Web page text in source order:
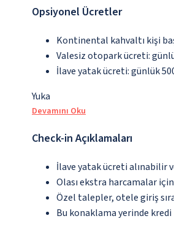
Opsiyonel Ücretler
Kontinental kahvaltı kişi
Valesiz otopark ücreti:
İlave yatak ücreti: günlük
Yuka
Devamını Oku
Check-in Açıklamaları
İlave yatak ücreti alınabilir
Olası ekstra harcamalar
Özel talepler, otele giriş
Bu konaklama yerinde